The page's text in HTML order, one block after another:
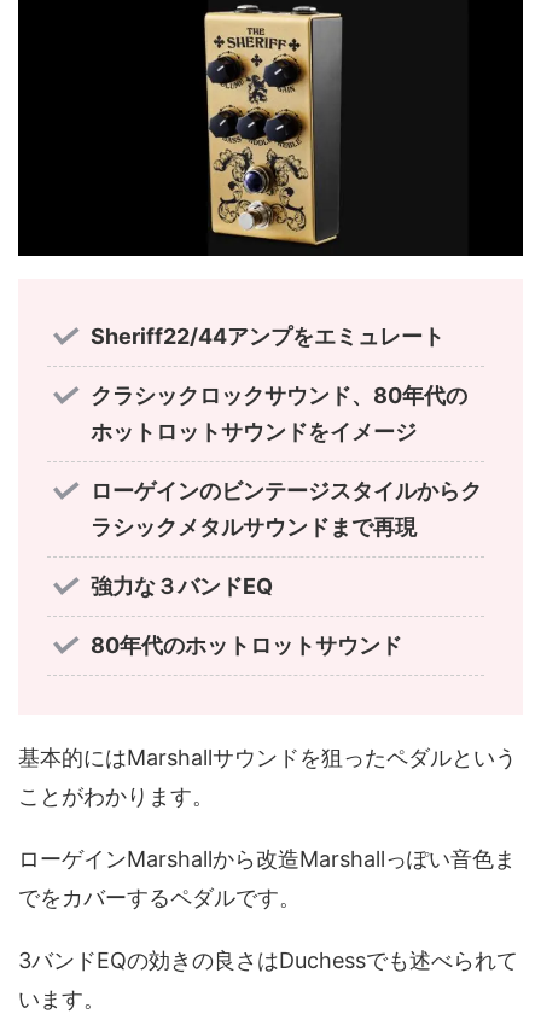
Sheriff22/44アンプをエミュレート
クラシックロックサウンド、80年代の
ホットロットサウンドをイメージ
ローゲインのビンテージスタイルからク
ラシックメタルサウンドまで再現
強力な３バンドEQ
80年代のホットロットサウンド
基本的にはMarshallサウンドを狙ったペダルという
ことがわかります。
ローゲインMarshallから改造Marshallっぽい音色ま
でをカバーするペダルです。
3バンドEQの効きの良さはDuchessでも述べられて
います。